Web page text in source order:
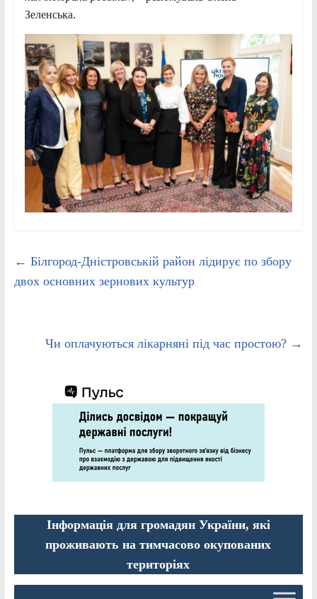
Зеленська.
← Білгород-Дністровській район лідирує по збору
двох основних зернових культур
Чи оплачуються лікарняні під час простою? →
Інформація для громадян України, які
проживають на тимчасово окупованих
територіях